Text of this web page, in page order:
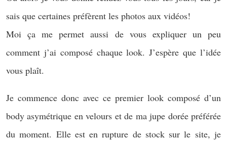
sais que certaines préfèrent les photos aux vidéos!
Moi ça me permet aussi de vous expliquer un peu
comment j’ai composé chaque look. J’espère que l’idée
vous plaît.
Je commence donc avec ce premier look composé d’un
body asymétrique en velours et de ma jupe dorée préférée
du moment. Elle est en rupture de stock sur le site, je